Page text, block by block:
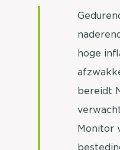
hoge
bereidt
Monitor